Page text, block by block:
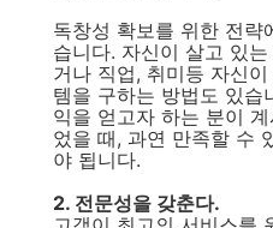
독창성 확보를 위한 전략
습니다. 자신이 살고 있
거나 직업, 취미등 자신
템을 구하는 방법도 있습
익을 얻고자 하는 분이
었을 때, 과연 만족할 수
야 됩니다.
2. 전문성을 갖춘다.